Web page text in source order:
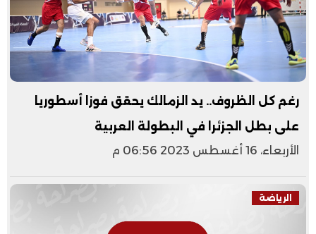
رغم كل الظروف.. يد الزمالك يحقق فوزا أسطوريا
على بطل الجزئرا في البطولة العربية
الأربعاء، 16 أغسطس 2023 06:56 م
الرياضة